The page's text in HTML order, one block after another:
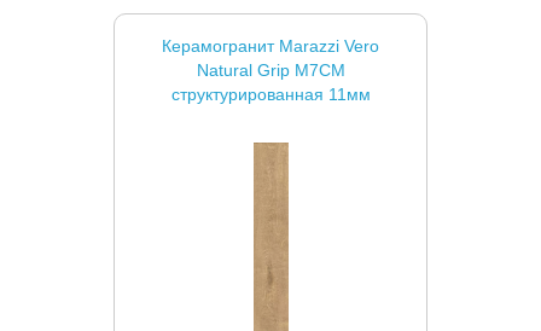
Керамогранит Marazzi Vero
Natural Grip M7CM
структурированная 11мм